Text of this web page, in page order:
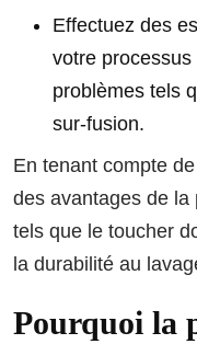
Effectuez des
votre
problèmes tels
sur-fusion.
En tenant compte
des avantages de la
tels que le toucher
la durabilité au
Pourquoi la